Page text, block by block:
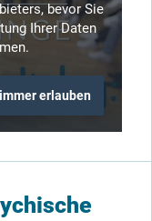
bevor Sie
Ihrer Daten
erlauben